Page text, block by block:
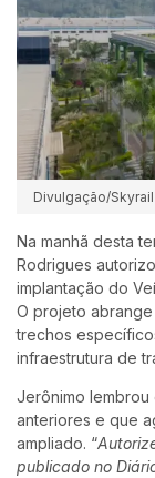
Divulgação/Skyrail
Na manhã desta
Rodrigues
implantação do
O projeto
trechos
infraestrutura de
Jerônimo
anteriores e que
ampliado. “
publicado no